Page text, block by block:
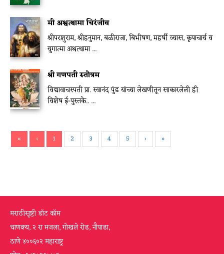
मी अश्वत्थामा चिरंजीव
श्रीपरशुराम, श्रीहनुमान, बळीराजा, बिभीषण, महर्षी व्यास, कृपाचार्य व
युगात्मा अश्वत्थामा ...
श्री गणपती स्तोत्रम
विद्यावाचस्पती प्रा. स्वानंद पुंड यांच्या लेखणीतून साकारलेली ही
विशेष ई-पुस्तके.. ...
« ‹ 1 2 3 4 5 › »
मराठीसृष्टी डॉट कॉम
चाणक्य, २ रा मजला, गोखले रोड, नौपाडा,
ठाणे ४००६०२ महाराष्ट्र